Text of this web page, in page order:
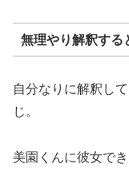
無理やり解釈す
自分なりに解釈し
じ。
美園くんに彼女で